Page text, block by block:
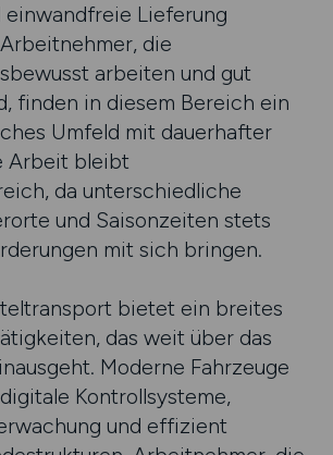
Lieferung
die
arbeiten und gut
finden in diesem Bereich ein
Umfeld mit dauerhafter
Arbeit bleibt
da unterschiedliche
und Saisonzeiten stets
mit sich bringen.
bietet ein breites
das weit über das
Moderne Fahrzeuge
Kontrollsysteme,
und effizient